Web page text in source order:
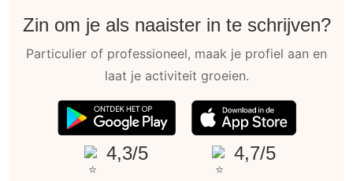
Zin om je als naaister in te schrijven?
Particulier of professioneel, maak je profiel aan en
laat je activiteit groeien.
4,3/5 4,7/5